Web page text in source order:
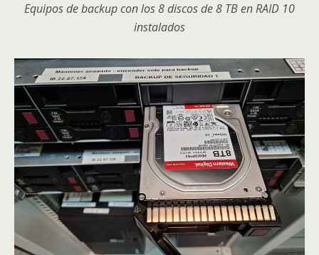
Equipos de backup con los 8 discos de 8 TB en RAID 10
instalados